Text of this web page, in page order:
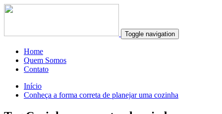
Toggle navigation
Home
Quem Somos
Contato
Início
Conheça a forma correta de planejar uma cozinha